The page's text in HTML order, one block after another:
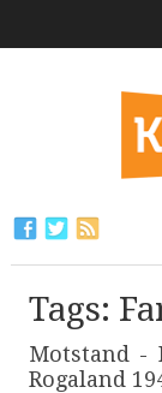
Tags:
Motstand -
Rogaland